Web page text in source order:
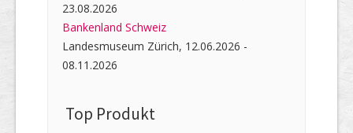
23.08.2026
Bankenland Schweiz
Landesmuseum Zürich, 12.06.2026 -
08.11.2026
Top Produkt